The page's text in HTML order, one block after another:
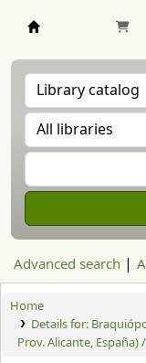
Advanced search
Home
Details for:
Prov. Alicante, España) /